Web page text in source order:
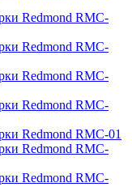
Redmond RMC-
Redmond RMC-
Redmond RMC-
Redmond RMC-
Redmond RMC-01
Redmond RMC-
Redmond RMC-